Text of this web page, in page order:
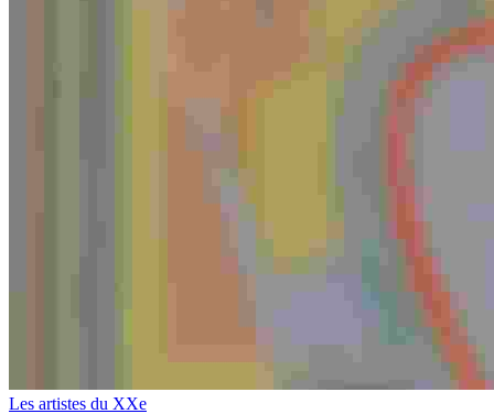
Les artistes du XXe